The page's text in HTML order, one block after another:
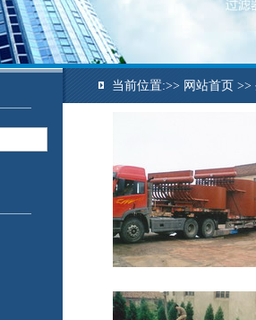
当前位置:>> 网站首页 >>